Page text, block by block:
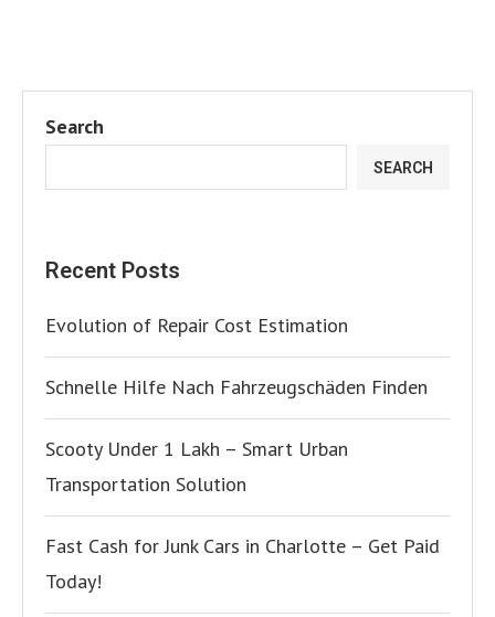
Search
SEARCH
Recent Posts
Evolution of Repair Cost Estimation
Schnelle Hilfe Nach Fahrzeugschäden Finden
Scooty Under 1 Lakh – Smart Urban
Transportation Solution
Fast Cash for Junk Cars in Charlotte – Get Paid
Today!